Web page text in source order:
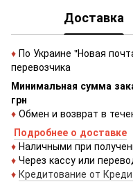
Доставка
♦ По Украине "Новая
перевозчика
Минимальная сумма
грн
♦ Обмен и возврат в
Подробнее о доставке
♦ Наличными при
♦ Через кассу или
♦ Кредитование от